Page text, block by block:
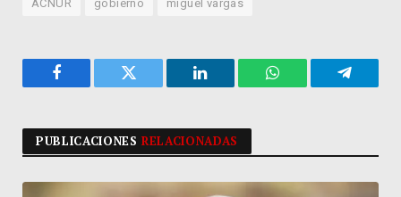
ACNUR gobierno miguel vargas
Facebook Twitter LinkedIn WhatsApp
PUBLICACIONESRELACIONADAS